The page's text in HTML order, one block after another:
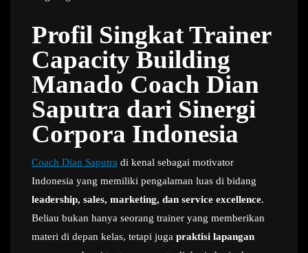
Profil Singkat Trainer
Capacity Building
Manado Coach Dian
Saputra dari Sinergi
Corpora Indonesia
Coach Dian Saputra di kenal sebagai motivator
Indonesia yang memiliki pengalaman luas di bidang
leadership, sales, marketing, dan service excellence.
Beliau bukan hanya seorang trainer yang memberikan
materi di depan kelas, tetapi juga praktisi lapangan